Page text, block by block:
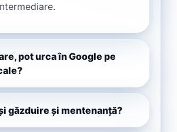
pot urca în Google pe
găzduire și mentenanță?